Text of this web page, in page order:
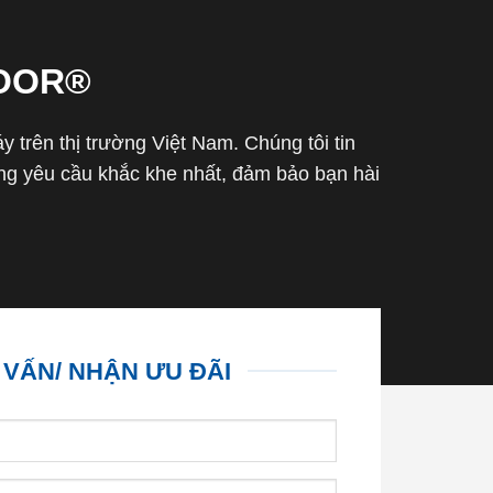
trên thị trường Việt Nam. Chúng tôi tin
yêu cầu khắc khe nhất, đảm bảo bạn hài
NHẬN ƯU ĐÃI